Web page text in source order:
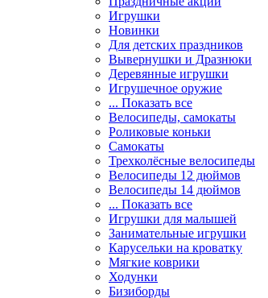
Игрушки
Новинки
Для детских праздников
Вывернушки и Дразнюки
Деревянные игрушки
Игрушечное оружие
... Показать все
Велосипеды, самокаты
Роликовые коньки
Самокаты
Трехколёсные велосипеды
Велосипеды 12 дюймов
Велосипеды 14 дюймов
... Показать все
Игрушки для малышей
Занимательные игрушки
Карусельки на кроватку
Мягкие коврики
Ходунки
Бизиборды